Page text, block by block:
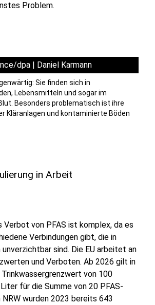
Problem.
dpa | Daniel Karmann
Sie finden sich in
Lebensmitteln und sogar im
Besonders problematisch ist ihre
Kläranlagen und kontaminierte Böden
in Arbeit
Verbot von PFAS ist komplex, da es
Verbindungen gibt, die in
sind. Die EU arbeitet an
und Verboten. Ab 2026 gilt in
von 100
für die Summe von 20 PFAS-
NRW wurden 2023 bereits 643